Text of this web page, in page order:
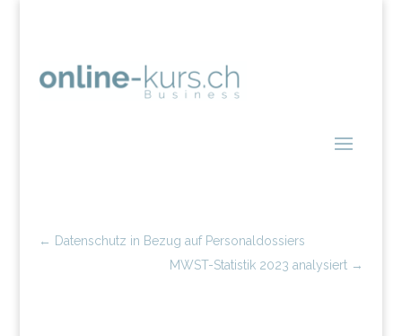
← Datenschutz in Bezug auf Personaldossiers
MWST-Statistik 2023 analysiert →